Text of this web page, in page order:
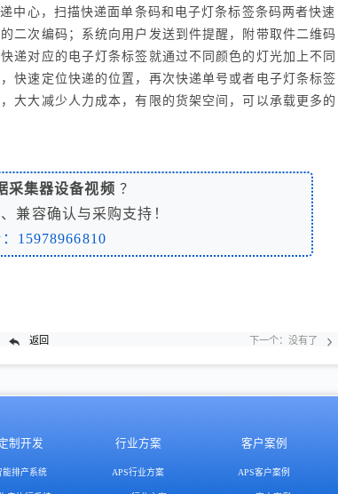
中心，扫描快递面单条码和电子灯条标签条码两者快速
二次编码；系统向用户发送到件提醒，附带取件二维码
递对应的电子灯条标签就通过不同颜色的灯光加上不同
快速定位快递的位置，再次快递单号或者电子灯条标签
大大减少人力成本，有限的货架空间，可以承载更多的
采集器设备视频 ？
兼容确认与采购支持！
15978966810
返回 下一个： 没有了
制开发
能排产系统
行业方案
APS行业方案
客户案例
APS客户案例